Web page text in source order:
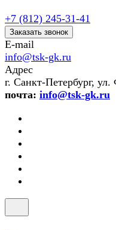
+7 (812) 245-31-41
Заказать звонок
E-mail
info@tsk-gk.ru
Адрес
г. Санкт-Петербург,
почта: info@tsk-gk.ru